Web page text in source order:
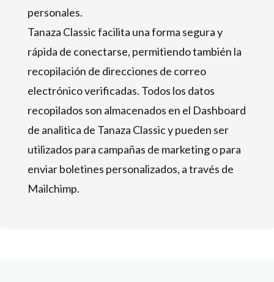
personales.
Tanaza Classic facilita una forma segura y
rápida de conectarse, permitiendo también la
recopilación de direcciones de correo
electrónico verificadas. Todos los datos
recopilados son almacenados en el Dashboard
de analitica de Tanaza Classic y pueden ser
utilizados para campañas de marketing o para
enviar boletines personalizados, a través de
Mailchimp.